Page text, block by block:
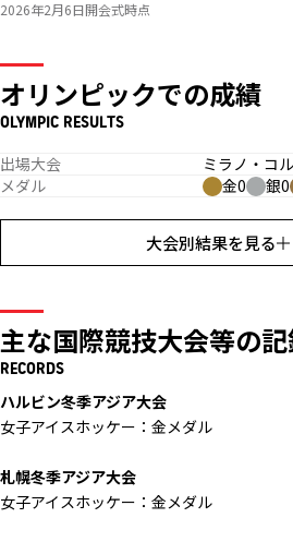
2026年2月6日開会式時点
オリンピックでの成績
OLYMPIC RESULTS
出場大会
ミラノ・コ
メダル
金0 銀0
大会別結果を見る
主な国際競技大会等の
RECORDS
ハルビン冬季アジア大会
女子アイスホッケー：金メダル
札幌冬季アジア大会
女子アイスホッケー：金メダル